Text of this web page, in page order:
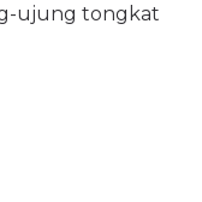
ujung tongkat